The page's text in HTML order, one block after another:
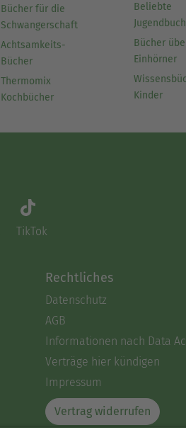
Bücher für die
Schwangerschaft
Achtsamkeits-
Bücher
Thermomix
Kochbücher
Beliebte
Bücher
Einhörner
Kinder
TikTok
Rechtliches
Datenschutz
AGB
Informationen nach Data
Verträge hier kündigen
Impressum
Vertrag widerrufen